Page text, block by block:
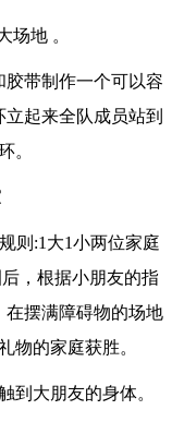
场地 。
带制作一个可以容
起来全队成员站到
。
则:1大1小两位家庭
，根据小朋友的指
在摆满障碍物的场地
物的家庭获胜。
到大朋友的身体。